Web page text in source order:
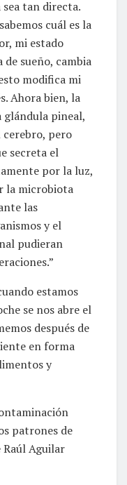
sea tan directa.
cuál es la
mi estado
sueño, cambia
modifica mi
Ahora bien, la
glándula pineal,
cerebro, pero
secreta el
por la luz,
la microbiota
las
y el
pudieran
estamos
se nos abre el
después de
en forma
y
patrones de
Raúl Aguilar